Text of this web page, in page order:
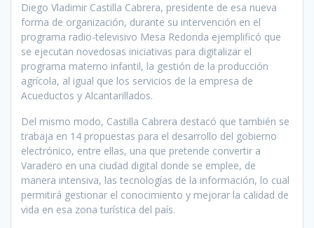
Diego Vladimir Castilla Cabrera, presidente de esa nueva
forma de organización, durante su intervención en el
programa radio-televisivo Mesa Redonda ejemplificó que
se ejecutan novedosas iniciativas para digitalizar el
programa materno infantil, la gestión de la producción
agrícola, al igual que los servicios de la empresa de
Acueductos y Alcantarillados.
Del mismo modo, Castilla Cabrera destacó que también se
trabaja en 14 propuestas para el desarrollo del gobierno
electrónico, entre ellas, una que pretende convertir a
Varadero en una ciudad digital donde se emplee, de
manera intensiva, las tecnologías de la información, lo cual
permitirá gestionar el conocimiento y mejorar la calidad de
vida en esa zona turística del país.